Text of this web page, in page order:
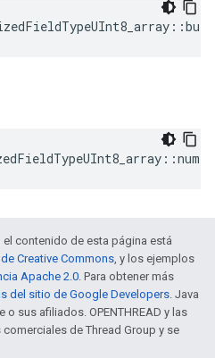
contenido de esta página está
Creative Commons, y los ejemplos
Apache 2.0. Para obtener más
del sitio de Google Developers. Java
sus afiliados. OPENTHREAD y las
de Thread Group y se